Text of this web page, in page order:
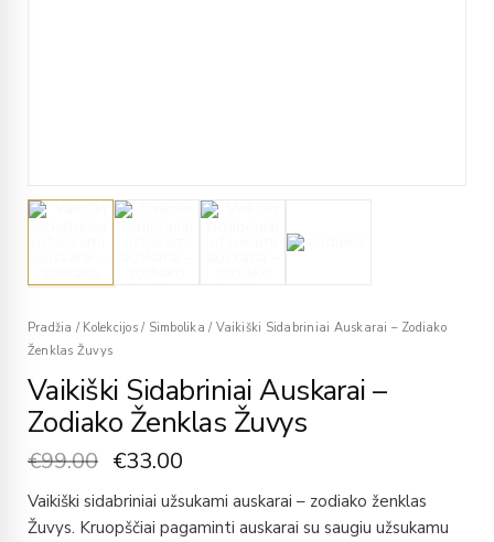
Pradžia / Kolekcijos / Simbolika /Vaikiški Sidabriniai Auskarai – Zodiako
Ženklas Žuvys
Vaikiški Sidabriniai Auskarai –
Zodiako Ženklas Žuvys
€99.00 €33.00
Vaikiški sidabriniai užsukami auskarai – zodiako ženklas
Žuvys. Kruopščiai pagaminti auskarai su saugiu užsukamu